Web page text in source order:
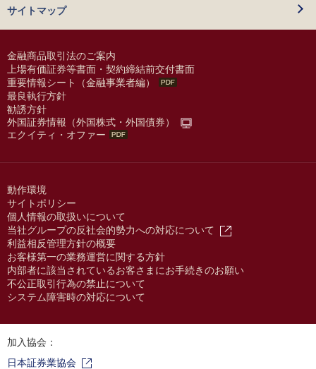
サイトマップ
金融商品取引法のご案内
上場有価証券等書面・契約締結前交付書面
重要情報シート（金融事業者編）
最良執行方針
勧誘方針
外国証券情報（外国株式・外国債券）
エクイティ・オファー
動作環境
サイトポリシー
個人情報の取扱いについて
当社グループの反社会的勢力への対応について
利益相反管理方針の概要
お客様第一の業務運営に関する方針
内部者に該当されているお客さまにお手続きのお願い
不公正取引行為の禁止について
システム障害時の対応について
加入協会：
日本証券業協会